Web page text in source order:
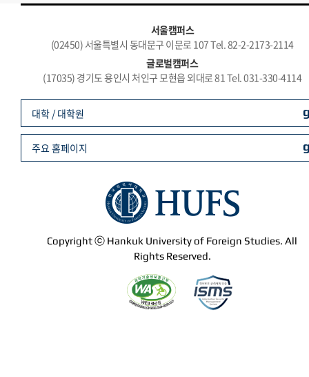
서울캠퍼스
(02450) 서울특별시 동대문구 이문로 107 Tel. 82-2-2173-2114
글로벌캠퍼스
(17035) 경기도 용인시 처인구 모현읍 외대로 81 Tel. 031-330-4114
Copyright ⓒ Hankuk University of Foreign Studies. All
Rights Reserved.
대학 / 대학원
주요 홈페이지